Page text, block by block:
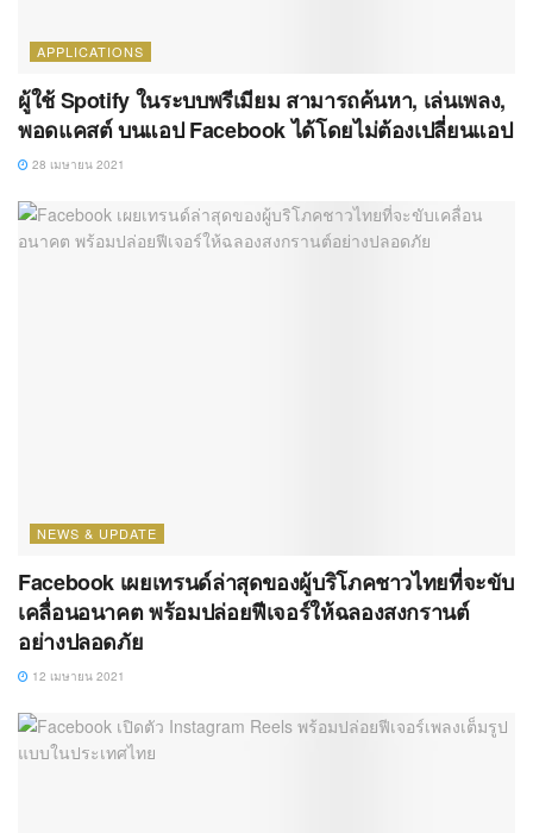
APPLICATIONS
ผู้ใช้ Spotify ในระบบพรีเมียม สามารถค้นหา, เล่นเพลง,
พอดแคสต์ บนแอป Facebook ได้โดยไม่ต้องเปลี่ยนแอป
28 เมษายน 2021
NEWS & UPDATE
Facebook เผยเทรนด์ล่าสุดของผู้บริโภคชาวไทยที่จะขับ
เคลื่อนอนาคต พร้อมปล่อยฟีเจอร์ให้ฉลองสงกรานต์
อย่างปลอดภัย
12 เมษายน 2021